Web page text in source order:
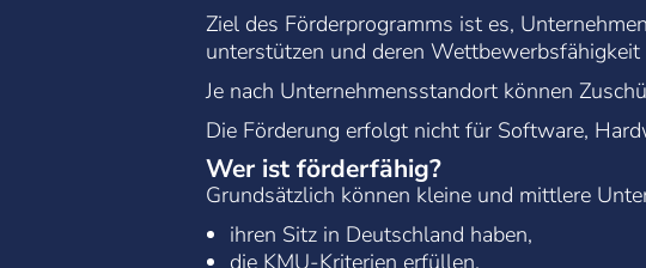
Ziel des Förderprogramms ist es,
unterstützen und deren Wettbewerbsfähigkeit
Je nach Unternehmensstandort können
Die Förderung erfolgt nicht für Software,
Wer ist förderfähig?
Grundsätzlich können kleine und mittlere
ihren Sitz in Deutschland haben,
die KMU-Kriterien erfüllen,